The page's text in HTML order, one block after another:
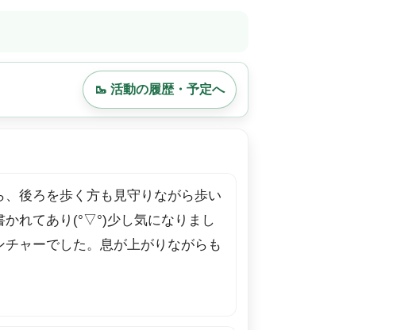
🥾 活動の履歴・予定へ
後ろを歩く方も見守りながら歩い
れてあり(°▽°)少し気になりまし
ャーでした。息が上がりながらも